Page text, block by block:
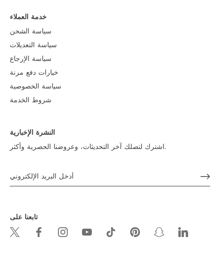
خدمة العملاء
سياسة الشحن
سياسة التعديلات
سياسة الإرجاع
خيارات دفع مرنة
سياسة الخصوصية
شروط الخدمة
النشرة الإخبارية
اشترك لتصلك آخر التحديثات، وعروضنا الحصرية وأكثر.
تابعنا على